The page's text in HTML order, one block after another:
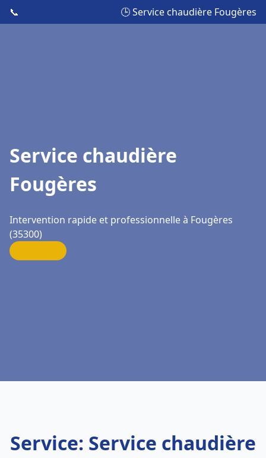
📞 🕒 Service chaudière Fougères
Service chaudière
Fougères
Intervention rapide et professionnelle à Fougères
(35300)
Service: Service chaudière